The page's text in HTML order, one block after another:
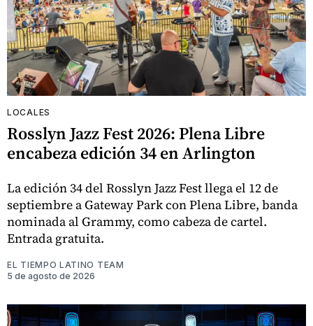
LOCALES
Rosslyn Jazz Fest 2026: Plena Libre
encabeza edición 34 en Arlington
La edición 34 del Rosslyn Jazz Fest llega el 12 de
septiembre a Gateway Park con Plena Libre, banda
nominada al Grammy, como cabeza de cartel.
Entrada gratuita.
EL TIEMPO LATINO TEAM
5 de agosto de 2026